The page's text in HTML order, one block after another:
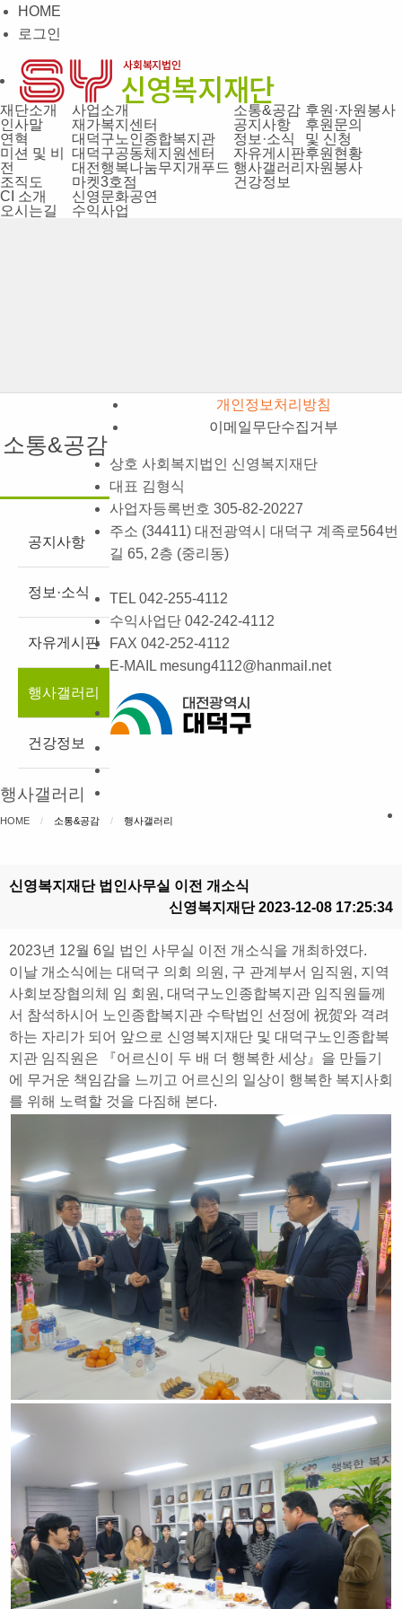
HOME
로그인
재단소개
인사말
연혁
미션 및 비
전
조직도
CI 소개
오시는길
사업소개
재가복지센터
대덕구노인종합복지관
대덕구공동체지원센터
대전행복나눔무지개푸드
마켓3호점
신영문화공연
수익사업
소통&공감
공지사항
정보·소식
자유게시판
행사갤러리
건강정보
후원·자원봉사
후원문의
및 신청
후원현황
자원봉사
소통&공감
공지사항
정보·소식
자유게시판
행사갤러리
건강정보
행사갤러리
HOME 소통&공감 CURRENT:
행사갤러리
신영복지재단 법인사무실 이전 개소식
신영복지재단 2023-12-08 17:25:34
2023년 12월 6일 법인 사무실 이전 개소식을 개최하였다.
이날 개소식에는 대덕구 의회 의원, 구 관계부서 임직원, 지역
사회보장협의체 임 회원, 대덕구노인종합복지관 임직원들께
서 참석하시어 노인종합복지관 수탁법인 선정에 祝贺와 격려
하는 자리가 되어 앞으로 신영복지재단 및 대덕구노인종합복
지관 임직원은 『어르신이 두 배 더 행복한 세상』을 만들기
에 무거운 책임감을 느끼고 어르신의 일상이 행복한 복지사회
를 위해 노력할 것을 다짐해 본다.
개인정보처리방침
이메일무단수집거부
상호 사회복지법인 신영복지재단
대표 김형식
사업자등록번호 305-82-20227
주소 (34411) 대전광역시 대덕구 계족로564번
길 65, 2층 (중리동)
TEL 042-255-4112
수익사업단 042-242-4112
FAX 042-252-4112
E-MAIL mesung4112@hanmail.net